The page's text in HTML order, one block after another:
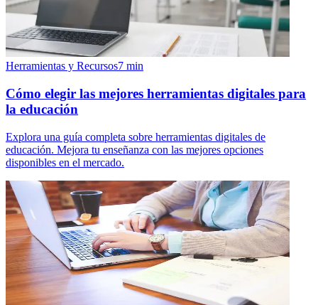
Herramientas y Recursos7 min
Cómo elegir las mejores herramientas digitales para
la educación
Explora una guía completa sobre herramientas digitales de
educación. Mejora tu enseñanza con las mejores opciones
disponibles en el mercado.